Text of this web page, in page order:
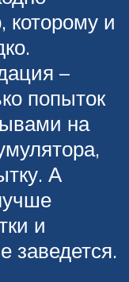
которому и
–
попыток
на
А
и
заведется.